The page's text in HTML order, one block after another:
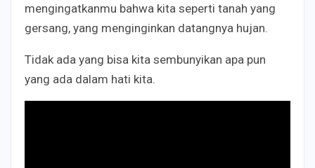
mengingatkanmu bahwa kita seperti tanah yang
gersang, yang menginginkan datangnya hujan.
Tidak ada yang bisa kita sembunyikan apa pun
yang ada dalam hati kita.